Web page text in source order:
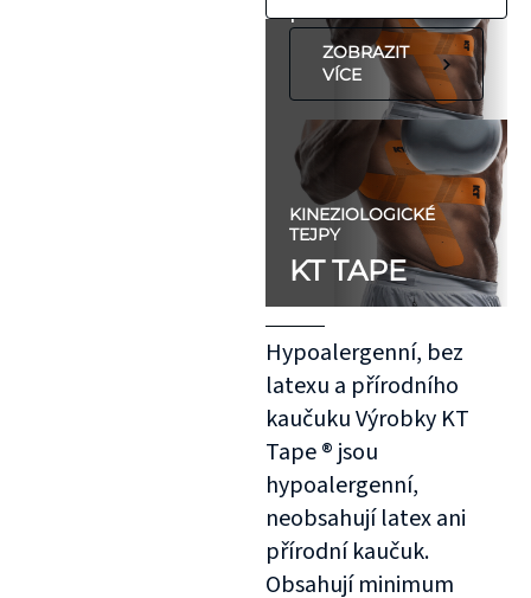
předloktí.
ZOBRAZIT
VÍCE
KINEZIOLOGICKÉ
TEJPY
KT TAPE
Hypoalergenní, bez
latexu a přírodního
kaučuku Výrobky KT
Tape ® jsou
hypoalergenní,
neobsahují latex ani
přírodní kaučuk.
Obsahují minimum